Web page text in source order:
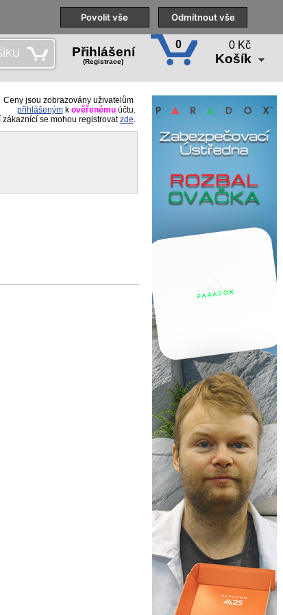
Technická podpora Školení
Přihlášení
(Registrace)
0 0 Kč
Košík
Ceny jsou zobrazovány uživatelům
přihlášenýmk ověřenémuúčtu.
zákaznící se mohou registrovatzde.
Povolit vše Odmítnout vše